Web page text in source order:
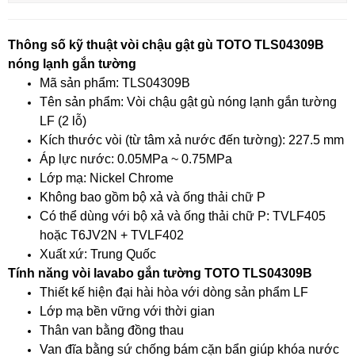
Thông số kỹ thuật vòi chậu gật gù TOTO TLS04309B
nóng lạnh gắn tường
Mã sản phẩm: TLS04309B
Tên sản phẩm: Vòi chậu gật gù nóng lạnh gắn tường
LF (2 lỗ)
Kích thước vòi (từ tâm xả nước đến tường): 227.5 mm
Áp lực nước: 0.05MPa ~ 0.75MPa
Lớp mạ: Nickel Chrome
Không bao gồm bộ xả và ống thải chữ P
Có thể dùng với bộ xả và ống thải chữ P: TVLF405
hoặc T6JV2N + TVLF402
Xuất xứ: Trung Quốc
Tính năng vòi lavabo gắn tường TOTO TLS04309B
Thiết kế hiện đại hài hòa với dòng sản phẩm LF
Lớp mạ bền vững với thời gian
Thân van bằng đồng thau
Van đĩa bằng sứ chống bám cặn bẩn giúp khóa nước